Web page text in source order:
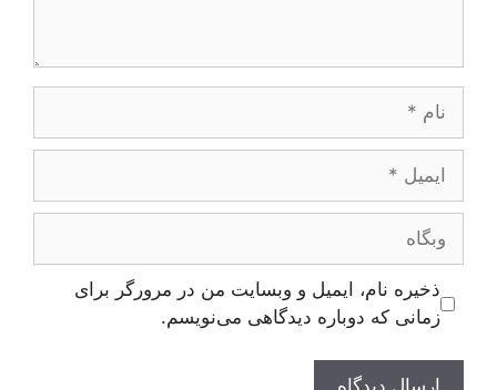
ایمیل
وبگاه
ذخیره نام، ایمیل و وبسایت من در مرورگر برای
زمانی که دوباره دیدگاهی می‌نویسم.